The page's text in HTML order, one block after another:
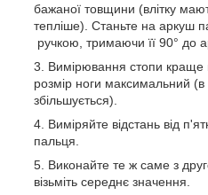
бажаної товщини (влітку
тепліше). Станьте на аркуш
ручкою, тримаючи її 90° до
Вимірювання стопи краще
розмір ноги максимальний (в
збільшується).
Виміряйте відстань від
пальця.
Виконайте те ж саме з
візьміть середнє значення.